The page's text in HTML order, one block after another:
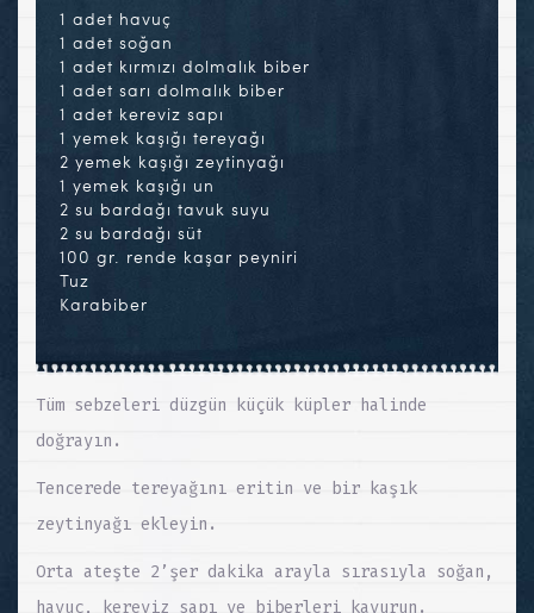
1 adet havuç
1 adet soğan
1 adet kırmızı dolmalık biber
1 adet sarı dolmalık biber
1 adet kereviz sapı
1 yemek kaşığı tereyağı
2 yemek kaşığı zeytinyağı
1 yemek kaşığı un
2 su bardağı tavuk suyu
2 su bardağı süt
100 gr. rende kaşar peyniri
Tuz
Karabiber
Tüm sebzeleri düzgün küçük küpler halinde
doğrayın.
Tencerede tereyağını eritin ve bir kaşık
zeytinyağı ekleyin.
Orta ateşte 2’şer dakika arayla sırasıyla soğan,
havuç, kereviz sapı ve biberleri kavurun.